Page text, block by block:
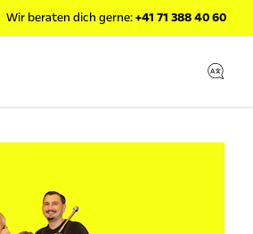
Wir beraten dich gerne:+41 71 388 40 60